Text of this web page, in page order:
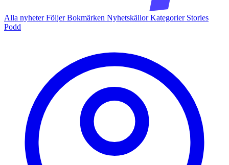
Alla nyheterFöljerBokmärken NyhetskällorKategorier Stories
Podd